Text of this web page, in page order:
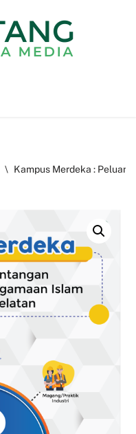
\ Kampus Merdeka :